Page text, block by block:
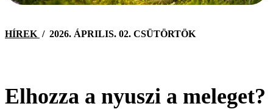
HÍREK / 2026. ÁPRILIS. 02. CSÜTÖRTÖK
Elhozza a nyuszi a meleget?